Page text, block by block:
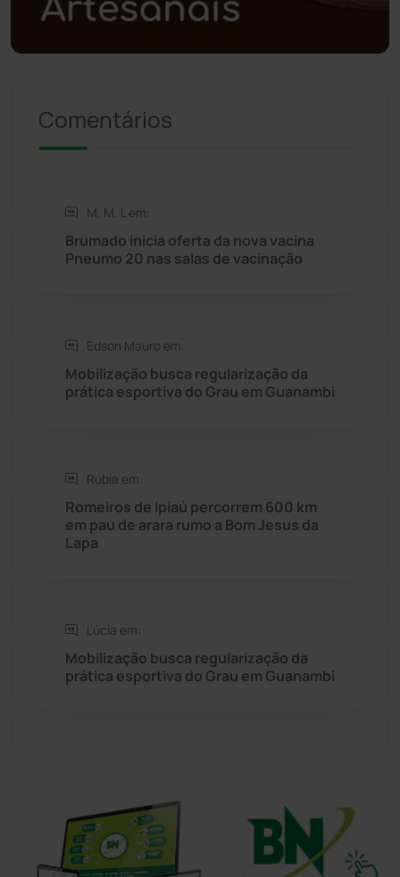
Rio do Antônio
Seabra (50)
Sítio do Mato
Sudoeste Baiano (1530)
Tanque Novo
Tecnologia (12)
Comentários
M. M. L em:
Brumado inicia oferta da nova vacina
Pneumo 20 nas salas de vacinação
Edson Mauro em:
Mobilização busca regularização da
prática esportiva do Grau em Guanambi
Rúbia em:
Romeiros de Ipiaú percorrem 600 km
em pau de arara rumo a Bom Jesus da
Lapa
Lúcia em:
Mobilização busca regularização da
prática esportiva do Grau em Guanambi